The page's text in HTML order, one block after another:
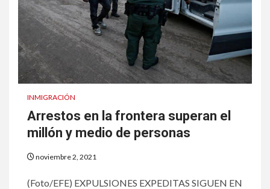
INMIGRACIÓN
Arrestos en la frontera superan el
millón y medio de personas
noviembre 2, 2021
(Foto/EFE) EXPULSIONES EXPEDITAS SIGUEN EN